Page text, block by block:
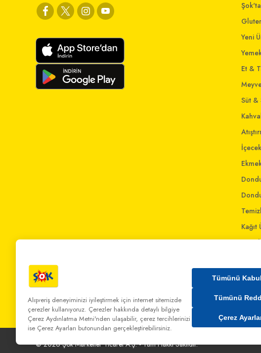
Yeni
Et &
Süt &
İçecek
Kağıt
Bizi Arayın:0 850 808 00 00Bize Yazın:
©2026Şok Marketler Ticaret A.Ş. - Tüm Hakkı Saklıdır.
Alışveriş deneyiminizi iyileştirmek için internet sitemizde
çerezler kullanıyoruz. Çerezler hakkında detaylı bilgiye
Çerez Aydınlatma Metni'nden ulaşabilir, çerez tercihlerinizi
ise Çerez Ayarları butonundan gerçekleştirebilirsiniz.
Tümünü
Tümünü
Çerez